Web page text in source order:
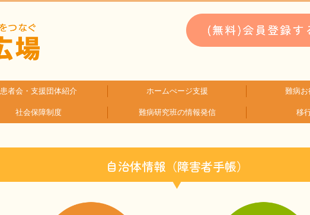
患者会・支援団体紹介
疾患別検索
疾患分類検索
ホームぺージ支援
仮お申込み
支援中ホームページ一例
難病お
患
WEBメデ
文献に
子ども
生活に
就労に
お金に
難
社会保障制度 難病研究班の情報発信 移
自治体情報（障害者手帳）